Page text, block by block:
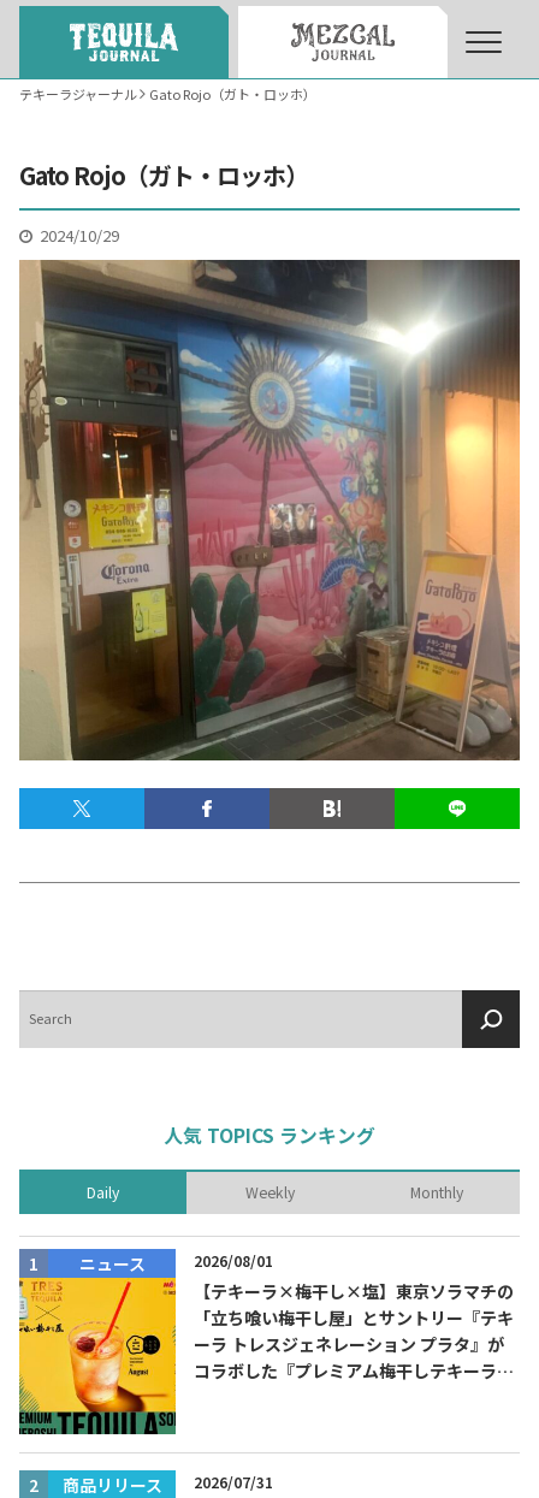
テキーラとは What’s Tequila
テキーラのつくり方 How to Make Tequila
テキーラマーケット Tequila Market
テキーラの飲み方
テキーラマップ Tequila Map
メキシコ料理 Cuisines of Mexico
メキシコ旅行
お問合せ バー＆レストラン
Tequila Journal SNS 在日メキシコ大使館 SNS
テキーラジャーナル Gato Rojo（ガト・ロッホ）
Gato Rojo（ガト・ロッホ）
2024/10/29
索
人気 TOPICS ランキング
Daily Weekly Monthly
ニュース 2026/08/01
【テキーラ×梅干し×塩】東京ソラマチの
「立ち喰い梅干し屋」とサントリー『テキ
ーラ トレスジェネレーション プラタ』が
コラボした『プレミアム梅干しテキーラソ
商品リリース 2026/07/31